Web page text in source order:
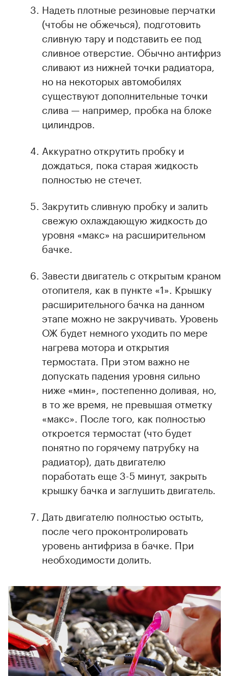
Надеть плотные резиновые перчатки
(чтобы не обжечься), подготовить
сливную тару и подставить ее под
сливное отверстие. Обычно антифриз
сливают из нижней точки радиатора,
но на некоторых автомобилях
существуют дополнительные точки
слива — например, пробка на блоке
цилиндров.
Аккуратно открутить пробку и
дождаться, пока старая жидкость
полностью не стечет.
Закрутить сливную пробку и залить
свежую охлаждающую жидкость до
уровня «макс» на расширительном
бачке.
Завести двигатель с открытым краном
отопителя, как в пункте «1». Крышку
расширительного бачка на данном
этапе можно не закручивать. Уровень
ОЖ будет немного уходить по мере
нагрева мотора и открытия
термостата. При этом важно не
допускать падения уровня сильно
ниже «мин», постепенно доливая, но,
в то же время, не превышая отметку
«макс». После того, как полностью
откроется термостат (что будет
понятно по горячему патрубку на
радиатор), дать двигателю
поработать еще 3-5 минут, закрыть
крышку бачка и заглушить двигатель.
Дать двигателю полностью остыть,
после чего проконтролировать
уровень антифриза в бачке. При
необходимости долить.